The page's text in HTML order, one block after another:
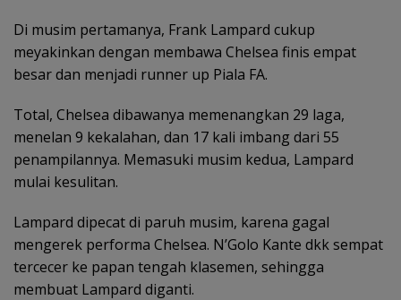
Di musim pertamanya, Frank Lampard cukup
meyakinkan dengan membawa Chelsea finis empat
besar dan menjadi runner up Piala FA.
Total, Chelsea dibawanya memenangkan 29 laga,
menelan 9 kekalahan, dan 17 kali imbang dari 55
penampilannya. Memasuki musim kedua, Lampard
mulai kesulitan.
Lampard dipecat di paruh musim, karena gagal
mengerek performa Chelsea. N’Golo Kante dkk sempat
tercecer ke papan tengah klasemen, sehingga
membuat Lampard diganti.